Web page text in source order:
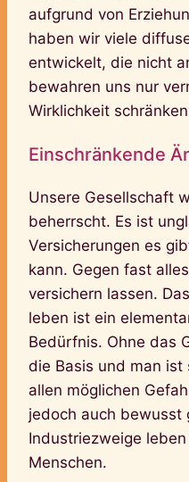
aufgrund von
haben wir viele
entwickelt, die nicht
bewahren uns nur
Wirklichkeit
Einschränkende
Unsere Gesellschaft
beherrscht. Es ist
Versicherungen es
kann. Gegen fast
versichern lassen.
leben ist ein
Bedürfnis. Ohne das
die Basis und man
allen möglichen
jedoch auch bewusst
Industriezweige
Menschen.